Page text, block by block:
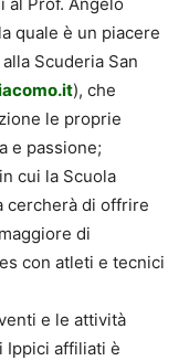
quale è un piacere
Scuderia San
), che
le proprie
e passione;
cui la Scuola
cercherà di offrire
di
con atleti e tecnici
e le attività
Ippici affiliati è